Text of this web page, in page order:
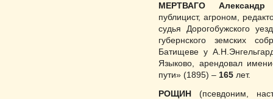
МЕРТВАГО Александр
публицист, агроном,
судья Дорогобужского
губерн­ского земских
Батищеве у
Языково, арендовал
пути» (1895) – 165 лет.
РОЩИН(псевдоним,